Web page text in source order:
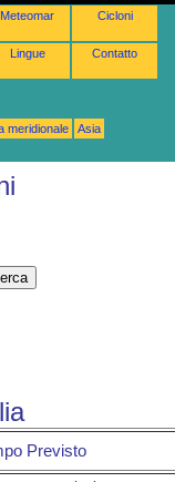
Meteomar Cicloni
Lingue Contatto
meridionale
Asia
Previsto